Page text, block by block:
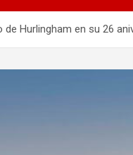
Hurlingham en su 26